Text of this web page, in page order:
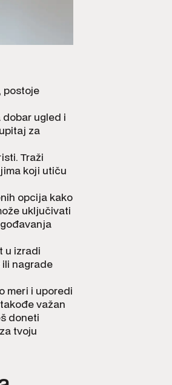
postoje
ugled i
za
Traži
koji utiču
opcija kako
uključivati
u izradi
nagrade
meri i uporedi
važan
doneti
tvoju